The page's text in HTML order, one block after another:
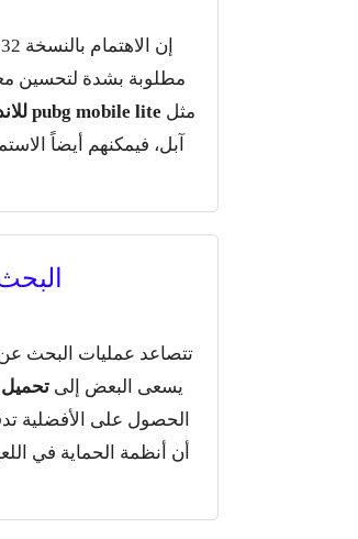
إن الاهتمام بالنسخة 32 بت لا يقتصر فقط على الكورية، حيث أن
مثل pubg mobile lite للاندرويد
آبل، فيمكنهم أيضاً
تتصاعد عمليات البحث
يسعى البعض إلى
الحصول على الأفضلية
أن أنظمة الحماية في